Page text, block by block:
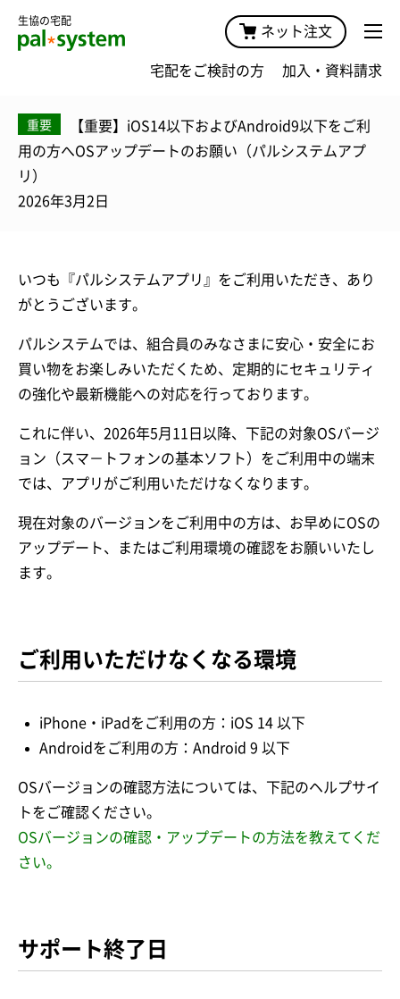
生協の宅配
ネット注文
宅配をご検討の方 加入・資料請求
重要
【重要】iOS14以下およびAndroid9以下をご利
用の方へOSアップデートのお願い（パルシステムアプ
リ）
2026年3月2日
いつも『パルシステムアプリ』をご利用いただき、あり
がとうございます。
パルシステムでは、組合員のみなさまに安心・安全にお
買い物をお楽しみいただくため、定期的にセキュリティ
の強化や最新機能への対応を行っております。
これに伴い、2026年5月11日以降、下記の対象OSバージ
ョン（スマ－トフォンの基本ソフト）をご利用中の端末
では、アプリがご利用いただけなくなります。
現在対象のバージョンをご利用中の方は、お早めにOSの
アップデート、またはご利用環境の確認をお願いいたし
ます。
ご利用いただけなくなる環境
iPhone・iPadをご利用の方：iOS 14 以下
Androidをご利用の方：Android 9 以下
OSバージョンの確認方法については、下記のヘルプサイ
トをご確認ください。
OSバージョンの確認・アップデートの方法を教えてくだ
さい。
サポート終了日